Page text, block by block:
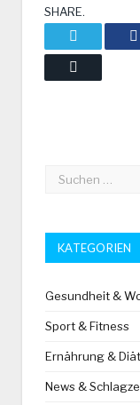
SHARE.
KATEGORIEN
Gesundheit &
Sport & Fitness
Ernährung & Diät
News &